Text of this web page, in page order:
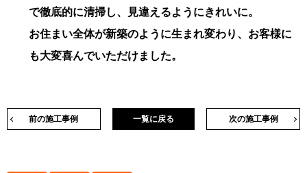
で徹底的に清掃し、見違えるようにきれいに。
お住まい全体が新築のように生まれ変わり、お客様に
も大変喜んでいただけました。
前の施工事例 次の施工事例
一覧に戻る